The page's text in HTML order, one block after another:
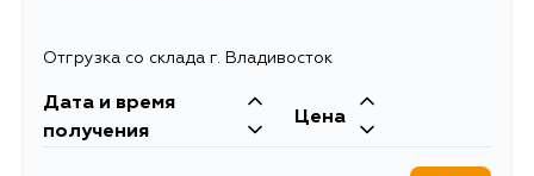
Отгрузка со склада г. Владивосток
Дата и время
получения
Цена